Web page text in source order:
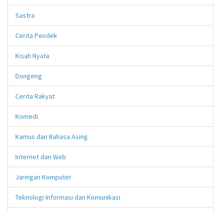
Sastra
Cerita Pendek
Kisah Nyata
Dongeng
Cerita Rakyat
Komedi
Kamus dan Bahasa Asing
Internet dan Web
Jaringan Komputer
Teknologi Informasi dan Komunikasi